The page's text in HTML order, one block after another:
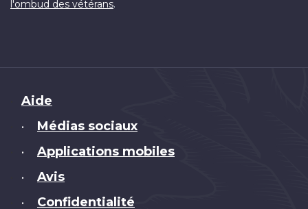
l'ombud des vétérans.
Brand
Aide
• Médias sociaux
• Applications mobiles
• Avis
• Confidentialité